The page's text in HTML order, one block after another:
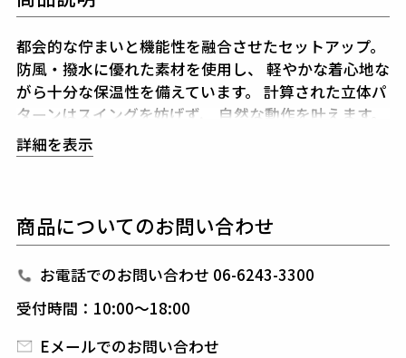
都会的な佇まいと機能性を融合させたセットアップ。
防風・撥水に優れた素材を使用し、 軽やかな着心地な
がら十分な保温性を備えています。 計算された立体パ
ターンはスイングを妨げず、 自然な動作を叶えます。
同系色の切替によるクレイジーパターンは、
品良く表現。
下で合わせることで一層の完成度を誇ります。
1PIU1UGUALE3 GOLF（ウノピゥウノウグァーレト
日本から世界に向けて発信するブランドとして世界中
の上質な素材を贅沢に使用し、
詳細を表示
商品についてのお問い合わせ
お電話でのお問い合わせ 06-6243-3300
受付時間：10:00～18:00
Eメールでのお問い合わせ